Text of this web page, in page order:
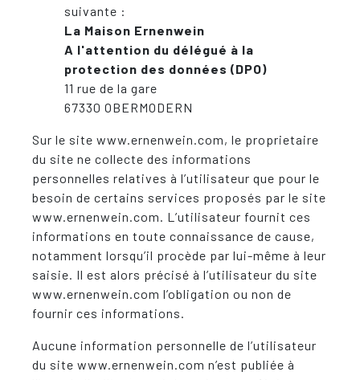
suivante :
La Maison Ernenwein
A l'attention du délégué à la
protection des données (DPO)
11 rue de la gare
67330 OBERMODERN
Sur le site www.ernenwein.com, le proprietaire
du site ne collecte des informations
personnelles relatives à l’utilisateur que pour le
besoin de certains services proposés par le site
www.ernenwein.com. L’utilisateur fournit ces
informations en toute connaissance de cause,
notamment lorsqu’il procède par lui-même à leur
saisie. Il est alors précisé à l’utilisateur du site
www.ernenwein.com l’obligation ou non de
fournir ces informations.
Aucune information personnelle de l’utilisateur
du site www.ernenwein.com n’est publiée à